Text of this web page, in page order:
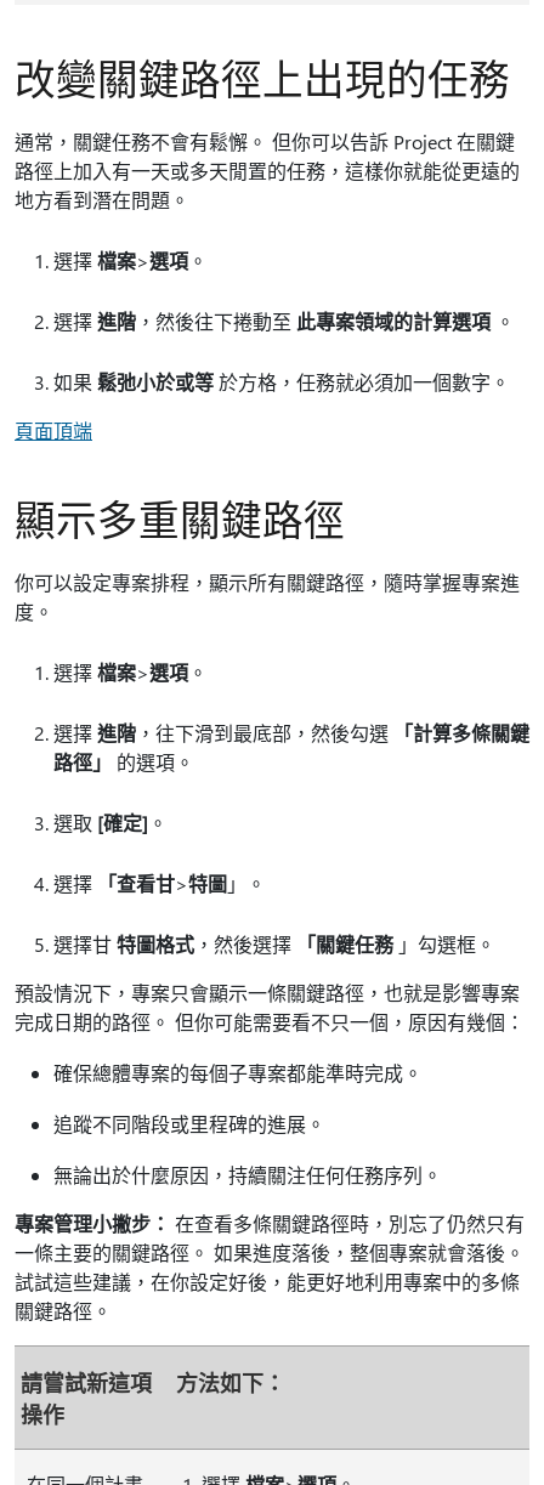
改變關鍵路徑上出現的任務
通常，關鍵任務不會有鬆懈。 但你可以告訴 Project 在關鍵
路徑上加入有一天或多天閒置的任務，這樣你就能從更遠的
地方看到潛在問題。
選擇檔案>選項 。
選擇進階 ，然後往下捲動至 此專案領域的計算選項 。
如果 鬆弛小於或等於方格，任務就必須加一個數字。
頁面頂端
顯示多重關鍵路徑
你可以設定專案排程，顯示所有關鍵路徑，隨時掌握專案進
度。
選擇檔案>選項 。
選擇進階 ，往下滑到最底部，然後勾選
「計算多條關鍵
路徑」
的選項。
選取 [確定] 。
選擇 「查看甘>特圖」。
選擇甘特圖格式 ，然後選擇 「關鍵任務」勾選框。
預設情況下，專案只會顯示一條關鍵路徑，也就是影響專案
完成日期的路徑。 但你可能需要看不只一個，原因有幾個：
確保總體專案的每個子專案都能準時完成。
追蹤不同階段或里程碑的進展。
無論出於什麼原因，持續關注任何任務序列。
專案管理小撇步： 在查看多條關鍵路徑時，別忘了仍然只有
一條主要的關鍵路徑。 如果進度落後，整個專案就會落後。
試試這些建議，在你設定好後，能更好地利用專案中的多條
關鍵路徑。
請嘗試新這項
操作
方法如下：